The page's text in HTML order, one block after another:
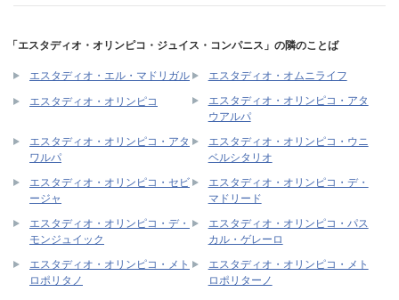
「エスタディオ・オリンピコ・ジュイス・コンパニス」の隣のことば
エスタディオ・エル・マドリガル エスタディオ・オムニライフ
エスタディオ・オリンピコ
エスタディオ・オリンピコ・アタ
ウアルパ
エスタディオ・オリンピコ・アタ
ワルパ
エスタディオ・オリンピコ・ウニ
ベルシタリオ
エスタディオ・オリンピコ・セビ
ージャ
エスタディオ・オリンピコ・デ・
マドリード
エスタディオ・オリンピコ・デ・
モンジュイック
エスタディオ・オリンピコ・パス
カル・ゲレーロ
エスタディオ・オリンピコ・メト
ロポリタノ
エスタディオ・オリンピコ・メト
ロポリターノ